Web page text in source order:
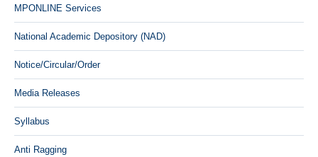
MPONLINE Services
National Academic Depository (NAD)
Notice/Circular/Order
Media Releases
Syllabus
Anti Ragging